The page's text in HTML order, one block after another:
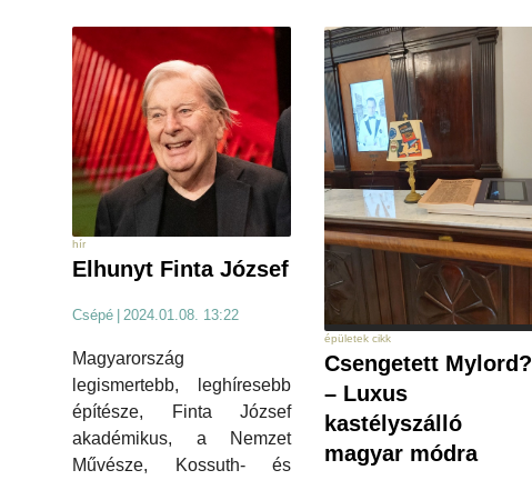
hír
Elhunyt Finta József
Csépé 2024.01.08. 13:22
Magyarország
legismertebb, leghíresebb
építésze, Finta József
akadémikus, a Nemzet
Művésze, Kossuth- és
épületek cikk
Csengetett Mylord?
– Luxus
kastélyszálló
magyar módra